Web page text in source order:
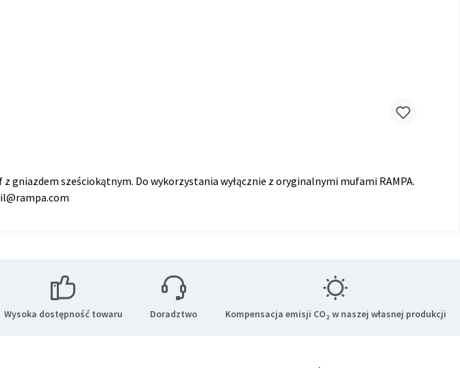
gniazdem sześciokątnym. Do wykorzystania wyłącznie z oryginalnymi mufami RAMPA.
Wysoka dostępność towaru Doradztwo Kompensacja emisji CO₂ w naszej własnej produkcji